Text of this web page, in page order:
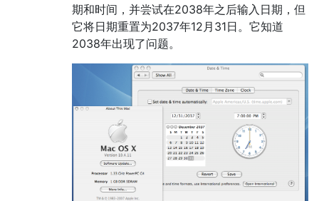
期和时间，并尝试在2038年之后输入日期，但
它将日期重置为2037年12月31日。它知道
2038年出现了问题。